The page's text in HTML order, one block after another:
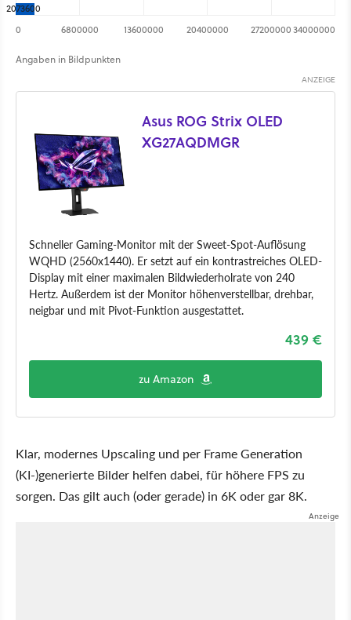
2073600
0
6800000 13600000 20400000 2720000034000000
Angaben in Bildpunkten
Asus ROG Strix OLED
XG27AQDMGR
Schneller Gaming-Monitor mit der Sweet-Spot-Auflösung
WQHD (2560x1440). Er setzt auf ein kontrastreiches OLED-
Display mit einer maximalen Bildwiederholrate von 240
Hertz. Außerdem ist der Monitor höhenverstellbar, drehbar,
neigbar und mit Pivot-Funktion ausgestattet.
439 €
zu Amazon
Klar, modernes Upscaling und per Frame Generation
(KI-)generierte Bilder helfen dabei, für höhere FPS zu
sorgen. Das gilt auch (oder gerade) in 6K oder gar 8K.